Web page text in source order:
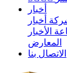
أخبار
أخبار
الأخبار
المعارض
الاتصال بنا